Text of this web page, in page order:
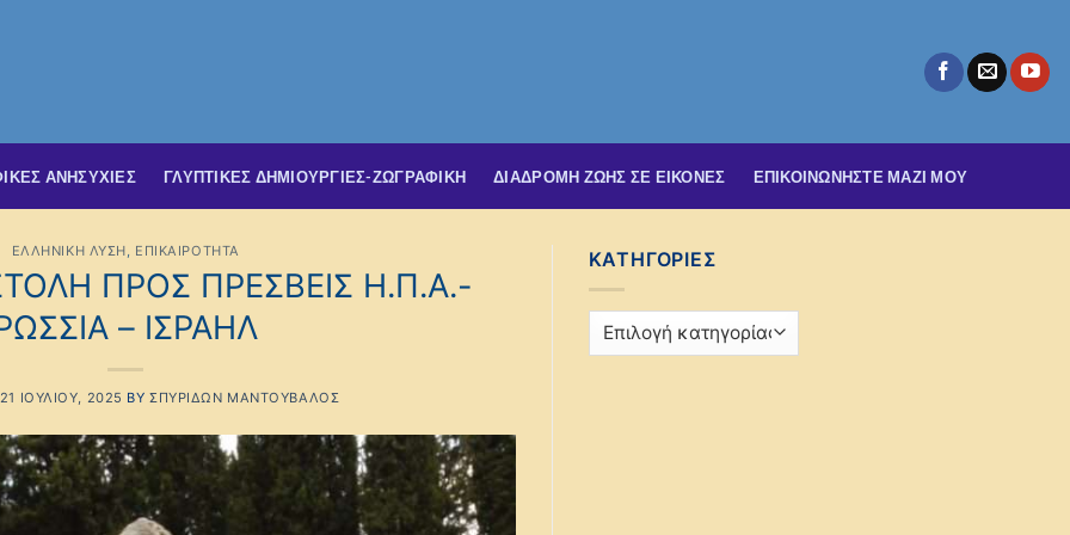
ΑΝΗΣΥΧΙΕΣ ΓΛΥΠΤΙΚΕΣ ΔΗΜΙΟΥΡΓΙΕΣ-ΖΩΓΡΑΦΙΚΗ ΔΙΑΔΡΟΜΗ ΖΩΗΣ ΣΕ ΕΙΚΟΝΕΣ ΕΠΙΚΟΙΝΩΝΉΣΤΕ ΜΑΖΊ ΜΟΥ
ΕΛΛΗΝΙΚΗ ΛΥΣΗ, ΕΠΙΚΑΙΡΟΤΗΤΑ
ΠΡΟΣ ΠΡΕΣΒΕΙΣ Η.Π.Α.-
– ΙΣΡΑΗΛ
21 ΙΟΥΛΊΟΥ, 2025 BYΣΠΥΡΊΔΩΝ ΜΑΝΤΟΎΒΑΛΟΣ
KΑΤΗΓΟΡΊΕΣ
Kατηγορίες